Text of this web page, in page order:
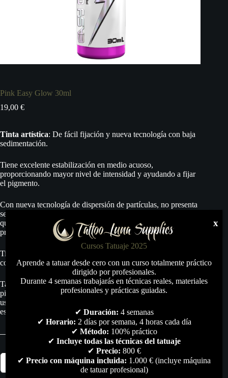
Pink Easy Glow 30ml
19,00 €
Tinta artística: De fácil fijación y nueva tecnología con baja
sedimentación.
Tiene excelente estabilización en medio acuoso,
proporcionando mayor nivel de intensidad y ayudando a fijar
el pigmento.
Con nueva tecnología de dispersión de partículas, no presenta
sedimentación, coagulación, endurecimiento. En el caso de
que suceda separación de los pigmentos, basta agitar el
producto.
Tiene alta resistencia a alteraciones (por luz solar,
contaminantes, solventes, etc).
Tattoo Luna S.L. no se hace responsable del mal uso de estos
pigmentos, y por lo tanto no da ninguna garantía más allá del
uso adecuado para el dibujo en lienzos o láminas, fin al que
está destinado este producto.
Pink
Glow
Añadir al carrito
Cursos Tatuaje 2025
Aprende a tatuar desde cero con un curso totalmente práctico
dirigido por profesionales.
Durante 4 semanas trabajarás en técnicas reales, materiales
profesionales y prácticas guiadas.
✔ Duración: 4 semanas
✔ Horario: 2 días por semana, 4 horas cada día
✔ Método: 100% práctico
✔ Incluye todas las técnicas del tatuaje
✔ Precio: 800 €
✔ Precio con máquina incluida: 1.000 € (incluye máquina
de tatuar profesional)
x